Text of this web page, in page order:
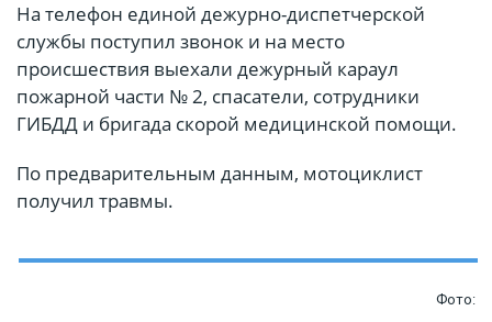
На телефон единой дежурно-диспетчерской
службы поступил звонок и на место
происшествия выехали дежурный караул
пожарной части № 2, спасатели, сотрудники
ГИБДД и бригада скорой медицинской помощи.
По предварительным данным, мотоциклист
получил травмы.
Фото: